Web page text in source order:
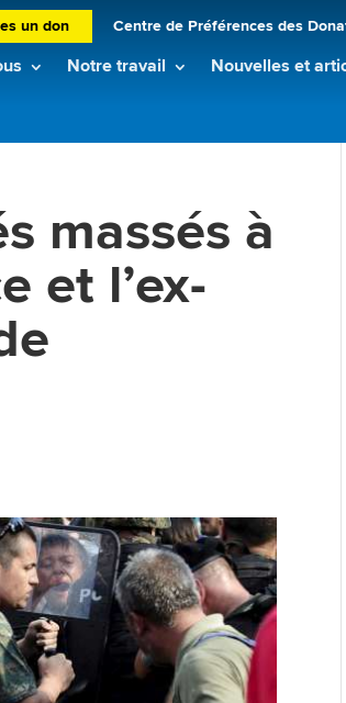
un don Centre de Préférences des
Notre travail Nouvelles et
massés à
et l’ex-